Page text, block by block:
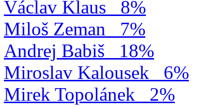
Václav Klaus
8%
Miloš Zeman
7%
Andrej Babiš
18%
Miroslav Kalousek
6%
Mirek Topolánek
2%